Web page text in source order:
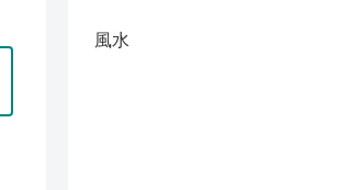
風水